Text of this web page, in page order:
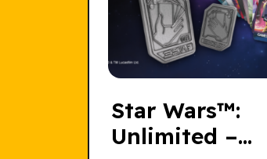
Star Wars™:
Unlimited –